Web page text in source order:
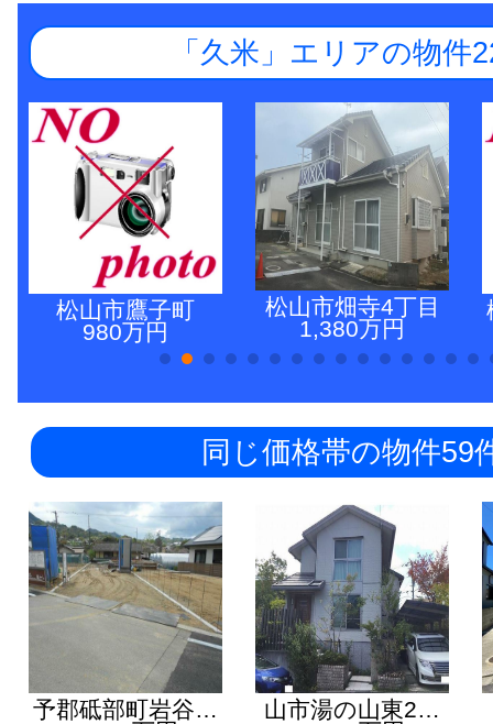
「久米」エリアの物件
松山市鷹子町
980万円
松山市畑寺4丁目
1,380万円
同じ価格帯の物件59
予郡砥部町岩谷…
山市湯の山東2…